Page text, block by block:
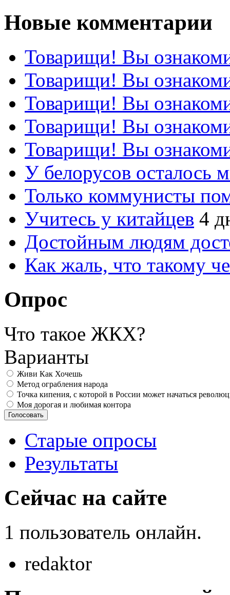
Новые комментарии
Товарищи! Вы
Товарищи! Вы
Товарищи! Вы
Товарищи! Вы
Товарищи! Вы
У белорусов осталось
Только коммунисты
Учитесь у китайцев 4
Достойным людям
Как жаль, что такому
Опрос
Что такое ЖКХ?
Варианты
Живи Как Хочешь
Метод ограбления народа
Точка кипения, с которой в России может начаться
Моя дорогая и любимая контора
Старые опросы
Результаты
Сейчас на сайте
1 пользователь онлайн.
redaktor